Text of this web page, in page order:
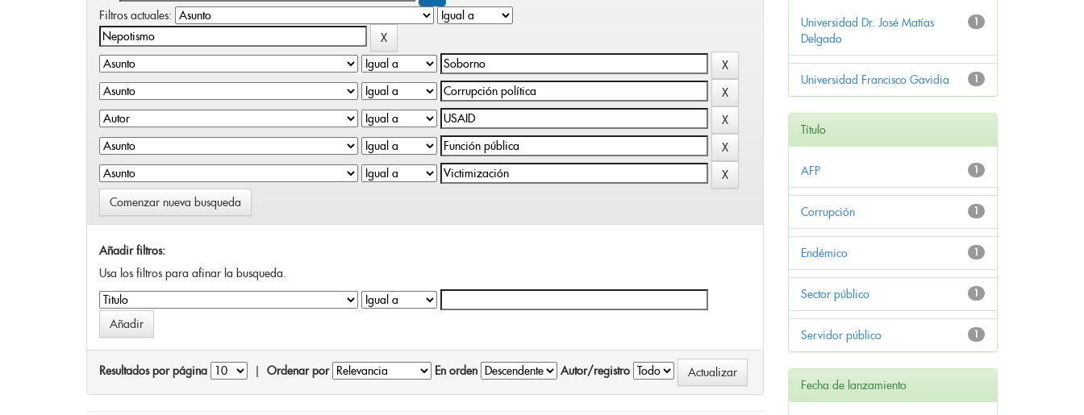
Filtros actuales:
Comenzar nueva busqueda
Añadir filtros:
Usa los filtros para afinar la busqueda.
Resultados por página Ordenar por En orden Autor/registro
1
Universidad Dr. José Matías
Delgado
1
Universidad Francisco Gavidia
Título
1
AFP
1
Corrupción
1
Endémico
1
Sector público
1
Servidor público
Fecha de lanzamiento